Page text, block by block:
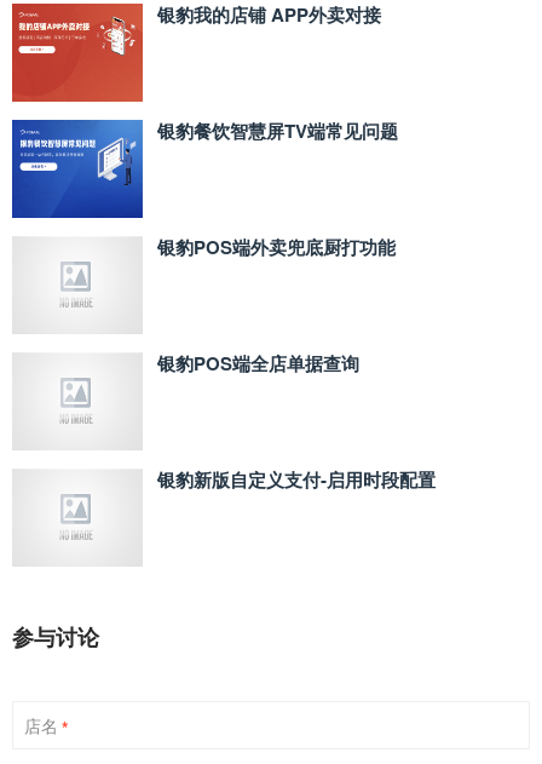
银豹我的店铺 APP外卖对接
银豹餐饮智慧屏TV端常见问题
银豹POS端外卖兜底厨打功能
银豹POS端全店单据查询
银豹新版自定义支付‑启用时段配置
参与讨论
店名 *